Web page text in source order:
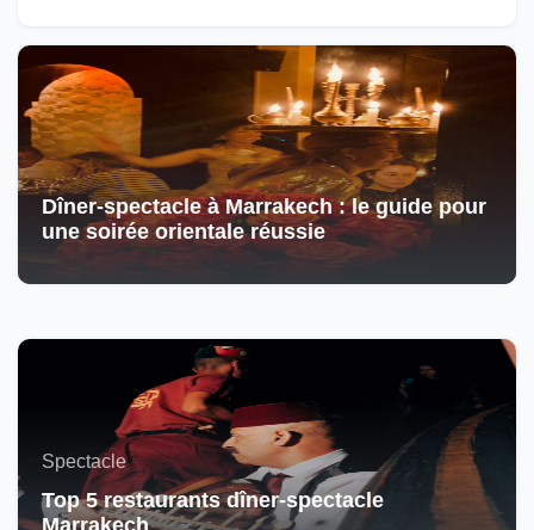
Dîner-spectacle à Marrakech : le guide pour
une soirée orientale réussie
Spectacle
Top 5 restaurants dîner-spectacle
Marrakech